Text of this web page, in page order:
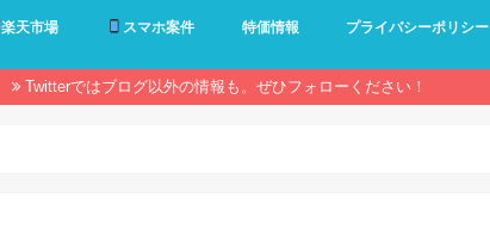
楽天市場 スマホ案件 特価情報 プライバシーポリシー
Twitterではブログ以外の情報も。ぜひフォローください！